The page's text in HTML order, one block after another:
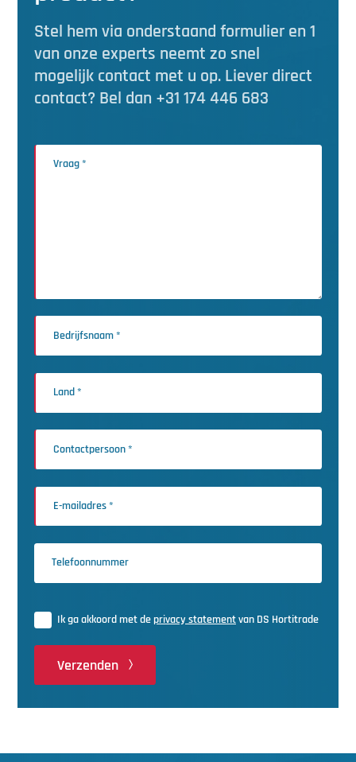
Stel hem via onderstaand formulier en 1
van onze experts neemt zo snel
mogelijk contact met u op. Liever direct
contact? Bel dan +31 174 446 683
Ik ga akkoord met deprivacy statementvan DS Hortitrade
Verzenden